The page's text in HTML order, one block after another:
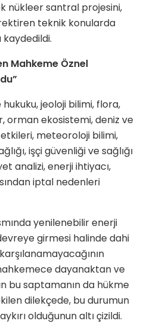
nükleer santral projesini,
teknik konularda
kaydedildi.
Mahkeme Öznel
jeoloji bilimi, flora,
orman ekosistemi, deniz ve
meteoroloji bilimi,
işçi güvenliği ve sağlığı
analizi, enerji ihtiyacı,
iptal nedenleri
yenilenebilir enerji
girmesi halinde dahi
dayanaktan ve
bu saptamanın da hükme
dilekçede, bu durumun
olduğunun altı çizildi.